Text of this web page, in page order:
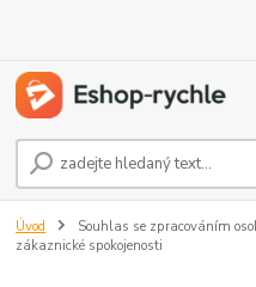
Úvod
Souhlas se zpracováním
zákaznické spokojenosti